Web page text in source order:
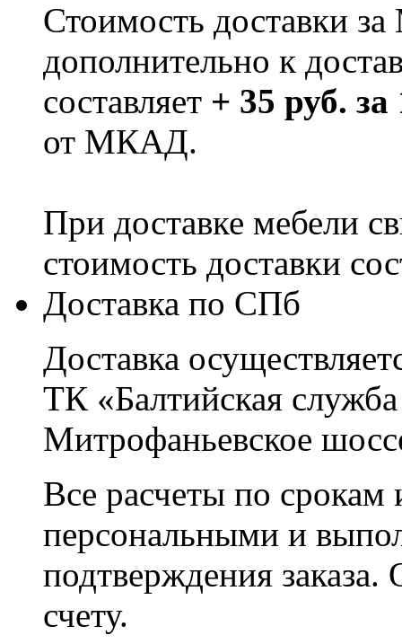
Стоимость доставки
дополнительно к
составляет + 35 руб.
от МКАД.
При доставке мебели
стоимость доставки
Доставка по СПб
Доставка
ТК «Балтийская
Митрофаньевское
Все расчеты по срокам
персональными и
подтверждения заказа.
счету.